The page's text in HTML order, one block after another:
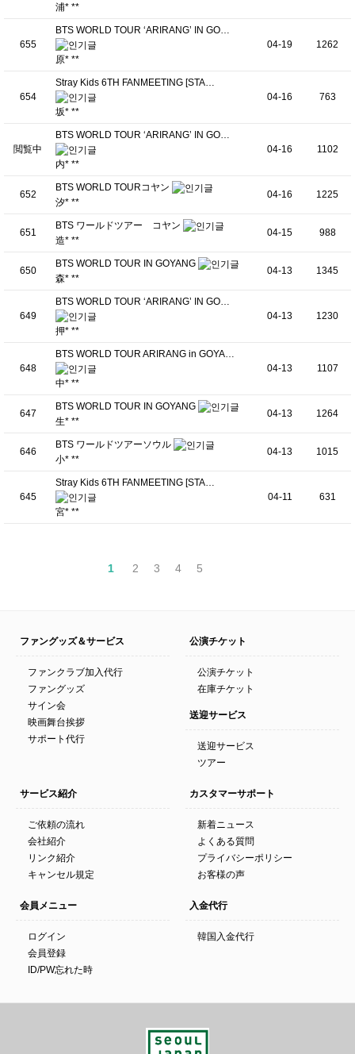
浦* **
655
BTS WORLD TOUR ‘ARIRANG’ IN GO…
原* **
04-19 1262
654
Stray Kids 6TH FANMEETING [STA…
坂* **
04-16 763
閲覧中
BTS WORLD TOUR ‘ARIRANG’ IN GO…
内* **
04-16 1102
652
BTS WORLD TOURコヤン
汐* **
04-16 1225
651
BTS ワールドツアー コヤン
造* **
04-15 988
650
BTS WORLD TOUR IN GOYANG
森* **
04-13 1345
649
BTS WORLD TOUR ‘ARIRANG’ IN GO…
押* **
04-13 1230
648
BTS WORLD TOUR ARIRANG in GOYA…
中* **
04-13 1107
647
BTS WORLD TOUR IN GOYANG
生* **
04-13 1264
646
BTS ワールドツアーソウル
小* **
04-13 1015
645
Stray Kids 6TH FANMEETING [STA…
宮* **
04-11 631
1 2 3 4 5
ファングッズ＆サービス
ファンクラブ加入代行
ファングッズ
サイン会
映画舞台挨拶
サポート代行
公演チケット
公演チケット
在庫チケット
送迎サービス
送迎サービス
ツアー
サービス紹介
ご依頼の流れ
会社紹介
リンク紹介
キャンセル規定
カスタマーサポート
新着ニュース
よくある質問
プライバシーポリシー
お客様の声
会員メニュー
ログイン
会員登録
ID/PW忘れた時
入金代行
韓国入金代行